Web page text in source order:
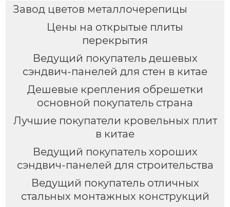
Завод цветов металлочерепицы
Цены на открытые плиты
перекрытия
Ведущий покупатель дешевых
сэндвич-панелей для стен в китае
Дешевые крепления обрешетки
основной покупатель страна
Лучшие покупатели кровельных плит
в китае
Ведущий покупатель хороших
сэндвич-панелей для строительства
Ведущий покупатель отличных
стальных монтажных конструкций